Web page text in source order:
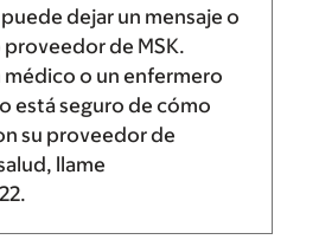
dejar un mensaje o
de MSK.
médico o un enfermero
está seguro de cómo
su proveedor de
llame
.